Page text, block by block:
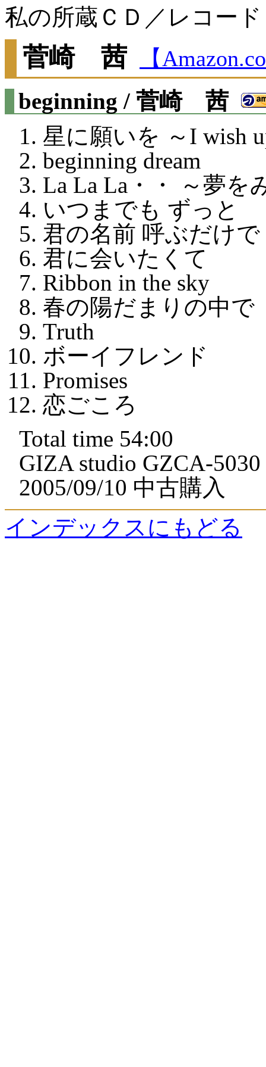
私の所蔵ＣＤ／レコード
菅崎 茜 【
beginning / 菅崎 茜
星に願いを ～I wish
beginning dream
La La La・・ ～夢を
いつまでも ずっと
君の名前 呼ぶだけで
君に会いたくて
Ribbon in the sky
春の陽だまりの中で
Truth
ボーイフレンド
Promises
恋ごころ
Total time 54:00
GIZA studio GZCA-5030
2005/09/10 中古購入
インデックスにもどる